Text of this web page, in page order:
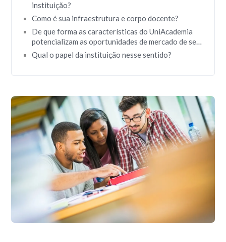
instituição?
Como é sua infraestrutura e corpo docente?
De que forma as características do UniAcademia
potencializam as oportunidades de mercado de seus
alunos?
Qual o papel da instituição nesse sentido?